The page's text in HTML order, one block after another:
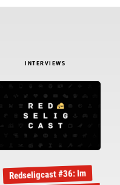
INTERVIEWS
Redseligcast #36: Im